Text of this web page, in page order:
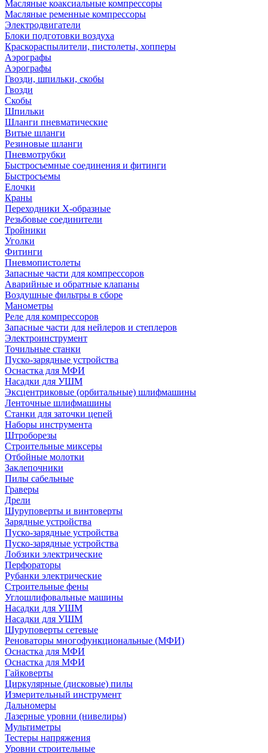
Масляные коаксиальные компрессоры
Масляные ременные компрессоры
Электродвигатели
Блоки подготовки воздуха
Краскораспылители, пистолеты, хопперы
Аэрографы
Аэрографы
Гвозди, шпильки, скобы
Гвозди
Скобы
Шпильки
Шланги пневматические
Витые шланги
Резиновые шланги
Пневмотрубки
Быстросъемные соединения и фитинги
Быстросъемы
Елочки
Краны
Переходники Х-образные
Резьбовые соединители
Тройники
Уголки
Фитинги
Пневмопистолеты
Запасные части для компрессоров
Аварийные и обратные клапаны
Воздушные фильтры в сборе
Манометры
Реле для компрессоров
Запасные части для нейлеров и степлеров
Электроинструмент
Точильные станки
Пуско-зарядные устройства
Оснастка для МФИ
Насадки для УШМ
Эксцентриковые (орбитальные) шлифмашины
Ленточные шлифмашины
Станки для заточки цепей
Наборы инструмента
Штроборезы
Строительные миксеры
Отбойные молотки
Заклепочники
Пилы сабельные
Граверы
Дрели
Шуруповерты и винтоверты
Зарядные устройства
Пуско-зарядные устройства
Пуско-зарядные устройства
Лобзики электрические
Перфораторы
Рубанки электрические
Строительные фены
Углошлифовальные машины
Насадки для УШМ
Насадки для УШМ
Шуруповерты сетевые
Реноваторы многофункциональные (МФИ)
Оснастка для МФИ
Оснастка для МФИ
Гайковерты
Циркулярные (дисковые) пилы
Измерительный инструмент
Дальномеры
Лазерные уровни (нивелиры)
Мультиметры
Тестеры напряжения
Уровни строительные